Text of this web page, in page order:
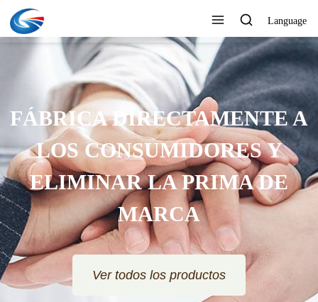
Language
FÁBRICA DIRECTAMENTE A
LOS CONSUMIDORES Y
ELIMINAR LA PRIMA DE
MARCA
Ver todos los productos